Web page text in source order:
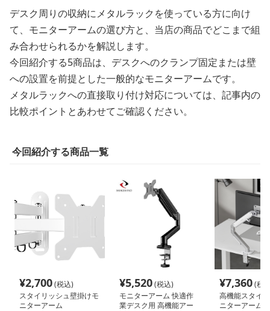
デスク周りの収納にメタルラックを使っている方に向け
て、モニターアームの選び方と、当店の商品でどこまで組
み合わせられるかを解説します。
今回紹介する5商品は、デスクへのクランプ固定または壁
への設置を前提とした一般的なモニターアームです。
メタルラックへの直接取り付け対応については、記事内の
比較ポイントとあわせてご確認ください。
今回紹介する商品一覧
¥2,700(税込)
スタイリッシュ壁掛けモ
ニターアーム
¥5,520(税込)
モニターアーム 快適作
業デスク用 高機能アー
¥7,360(税
高機能スタイ
ニターアーム